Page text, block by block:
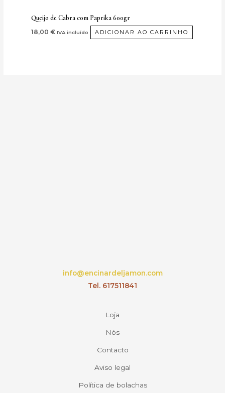
Queijo de Cabra com Paprika 600gr
18,00€ IVA incluído ADICIONAR AO CARRINHO
info@encinardeljamon.com
Tel. 617511841
Loja
Nós
Contacto
Aviso legal
Política de bolachas